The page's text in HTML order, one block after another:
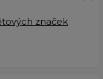
značek